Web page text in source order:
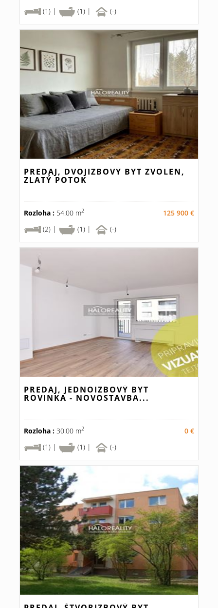
(1) |
(1) | (-)
PREDAJ, DVOJIZBOVÝ BYT ZVOLEN,
ZLATÝ POTOK
Rozloha : 54.00 m2
125 900 €
(2) |
(1) | (-)
PREDAJ, JEDNOIZBOVÝ BYT
ROVINKA - NOVOSTAVBA...
Rozloha : 30.00 m2
0 €
(1) |
(1) | (-)